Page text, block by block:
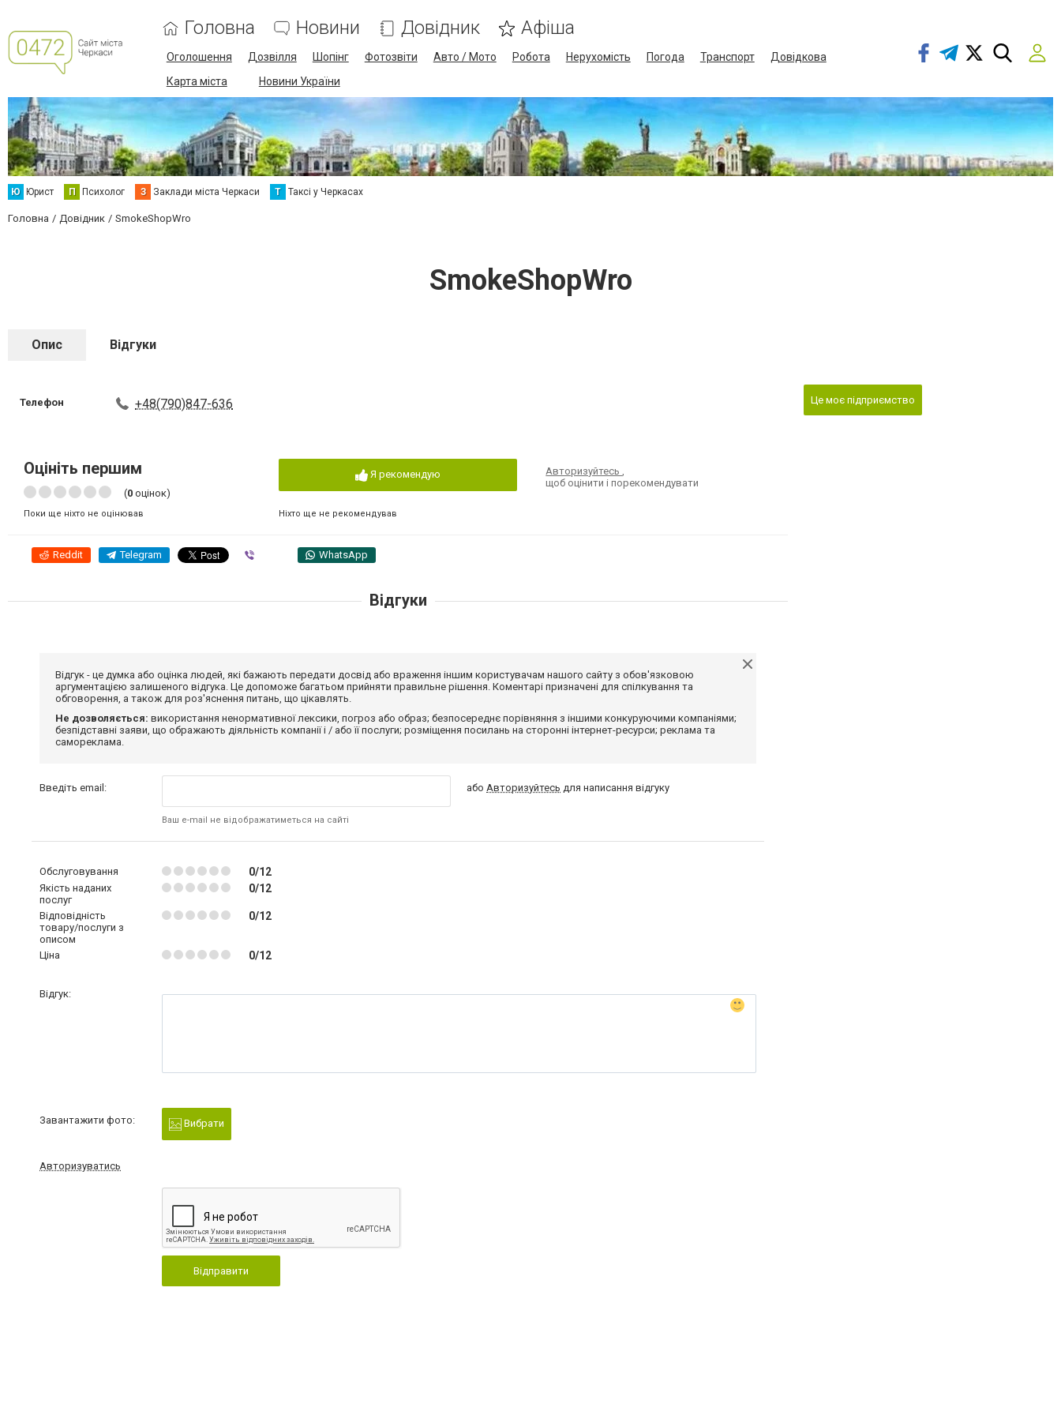
Головна Новини Довідник Афіша
Оголошення Дозвілля Шопінг Фотозвіти Авто / Мото Робота Нерухомість Погода Транспорт
Довідкова
Карта міста
Новини України
Ю Юрист П Психолог З Заклади міста Черкаси Т Таксі у Черкасах
Головна Довідник SmokeShopWro
SmokeShopWro
Опис Відгуки
Телефон +48(790)847-636
Оцініть першим
(0 оцінок)
Поки ще ніхто не оцінював
Я рекомендую
Ніхто ще не рекомендував
Авторизуйтесь,
щоб оцінити і порекомендувати
Reddit Telegram WhatsApp
Це моє підприємство
Відгуки
Відгук - це думка або оцінка людей, які бажають передати досвід або враження іншим користувачам нашого сайту з обов'язковою
аргументацією залишеного відгука. Це допоможе багатьом прийняти правильне рішення. Коментарі призначені для спілкування та
обговорення, а також для роз'яснення питань, що цікавлять.
Не дозволяється: використання ненормативної лексики, погроз або образ; безпосереднє порівняння з іншими конкуруючими компаніями;
безпідставні заяви, що ображають діяльність компанії і / або її послуги; розміщення посилань на сторонні інтернет-ресурси; реклама та
самореклама.
Введіть email:
Ваш e-mail не відображатиметься на сайті
абоАвторизуйтесь для написання відгуку
Обслуговування 0/12
Якість наданих
послуг
0/12
Відповідність
товару/послуги з
описом
0/12
Ціна 0/12
Відгук:
Завантажити фото: Вибрати
Авторизуватись
Відправити